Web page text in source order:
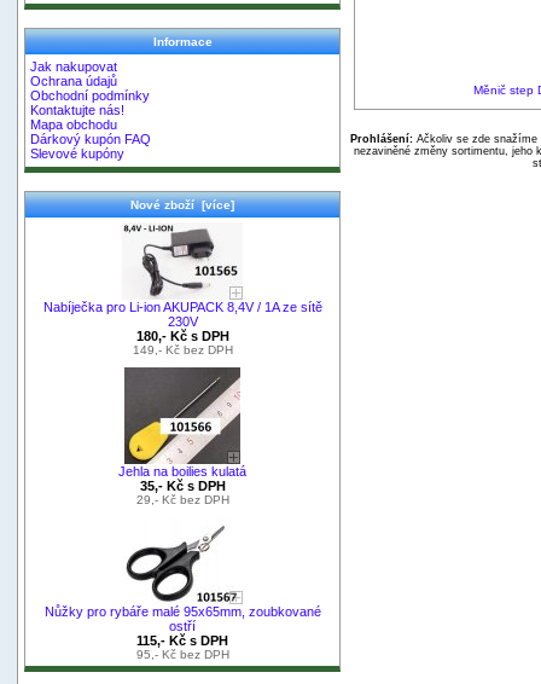
Informace
Jak nakupovat
Ochrana údajů
Obchodní podmínky
Kontaktujte nás!
Mapa obchodu
Dárkový kupón FAQ
Slevové kupóny
Nové zboží [více]
Nabíječka pro Li-ion AKUPACK 8,4V / 1A ze sítě
230V
180,- Kč s DPH
149,- Kč bez DPH
Jehla na boilies kulatá
35,- Kč s DPH
29,- Kč bez DPH
Nůžky pro rybáře malé 95x65mm, zoubkované
ostří
115,- Kč s DPH
95,- Kč bez DPH
Měnič step
Prohlášení:Ačkoliv se zde snažíme
nezaviněné změny sortimentu, jeho